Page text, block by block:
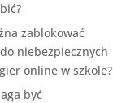
zablokować
niebezpiecznych
online w szkole?
być